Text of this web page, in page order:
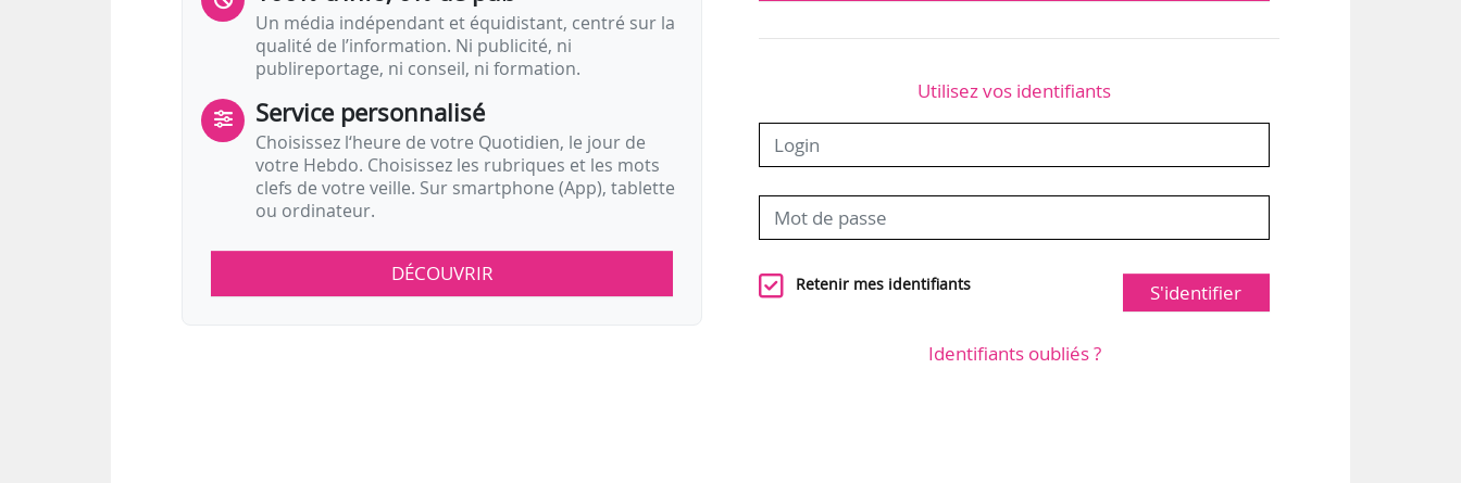
Un média indépendant et équidistant, centré sur la
qualité de l’information. Ni publicité, ni
publireportage, ni conseil, ni formation.
Service personnalisé
Choisissez l‘heure de votre Quotidien, le jour de
votre Hebdo. Choisissez les rubriques et les mots
clefs de votre veille. Sur smartphone (App), tablette
ou ordinateur.
DÉCOUVRIR
Utilisez vos identifiants
Retenir mes identifiants S'identifier
Identifiants oubliés ?